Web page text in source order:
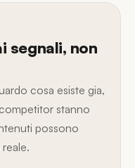
segnali, non
cosa esiste gia,
stanno
possono